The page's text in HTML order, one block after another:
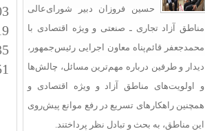
حسین فروزان دبیر شورای‌عالی
مناطق آزاد تجاری ـ صنعتی و ویژه اقتصادی با
محمدجعفر قائم‌پناه معاون اجرایی رئیس‌جمهور،
دیدار و طرفین درباره مهم‌ترین مسائل، چالش‌ها
و اولویت‌های مناطق آزاد و ویژه اقتصادی و
همچنین راهکارهای تسریع در رفع موانع پیش‌روی
این مناطق، به بحث و تبادل نظر پرداختند.